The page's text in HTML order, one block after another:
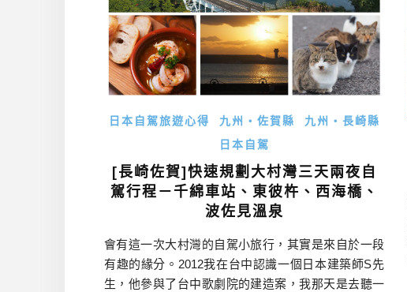
日本自駕旅遊心得 九州・佐賀縣
九州・長崎縣
日本自駕
[長崎佐賀]快速規劃大村灣三天兩夜自
駕行程－千綿車站、東彼杵、西海橋、
波佐見溫泉
會有這一次大村灣的自駕小旅行，其實是來自於一段
有趣的緣分。2012我在台中認識一個日本建築師S先
生，他參與了台中歌劇院的建造案，我那天是去聽一